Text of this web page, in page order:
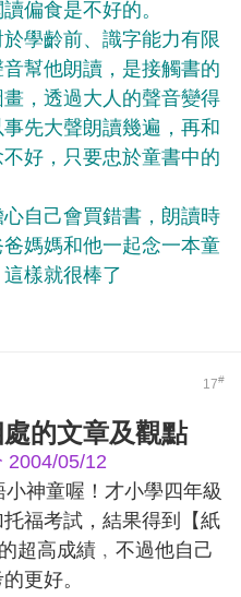
偏食是不好的。
學齡前、識字能力有限
幫他朗讀，是接觸書的
，透過大人的聲音變得
先大聲朗讀幾遍，再和
好，只要忠於童書中的
自己會買錯書，朗讀時
媽媽和他一起念一本童
樣就很棒了
17#
的文章及觀點
2004/05/12
童喔！才小學四年級
福考試，結果得到【紙
超高成績﹐不過他自己
更好。